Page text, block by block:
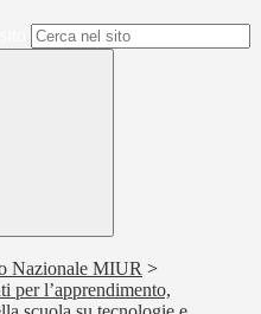
Nazionale MIUR >
per l’apprendimento,